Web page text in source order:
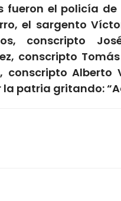
fueron el policía
el sargento
conscripto
conscripto
conscripto
patria gritando: